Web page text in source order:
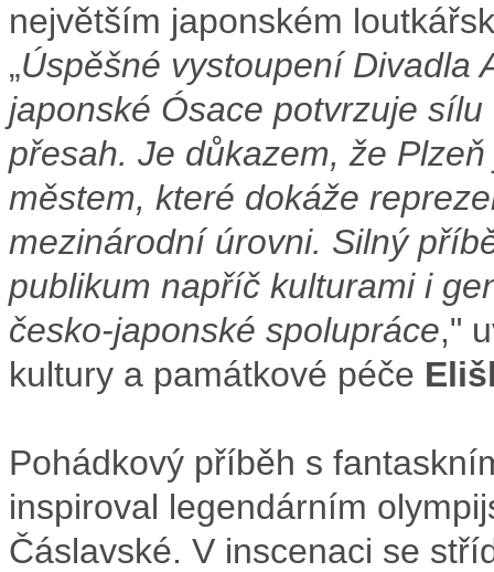
největším japonském
„Úspěšné vystoupení Divadla
japonské Ósace potvrzuje
přesah. Je důkazem, že
městem, které dokáže
mezinárodní úrovni. Silný
publikum napříč kulturami i
česko-japonské spolupráce,"
kultury a památkové péče
Pohádkový příběh s
inspiroval legendárním
Čáslavské. V inscenaci se